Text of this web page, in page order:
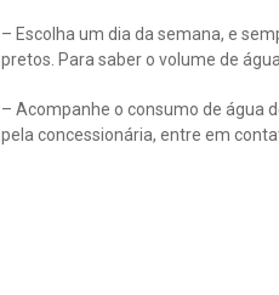
– Escolha um dia da semana, e
pretos. Para saber o volume de
– Acompanhe o consumo de água
pela concessionária, entre em